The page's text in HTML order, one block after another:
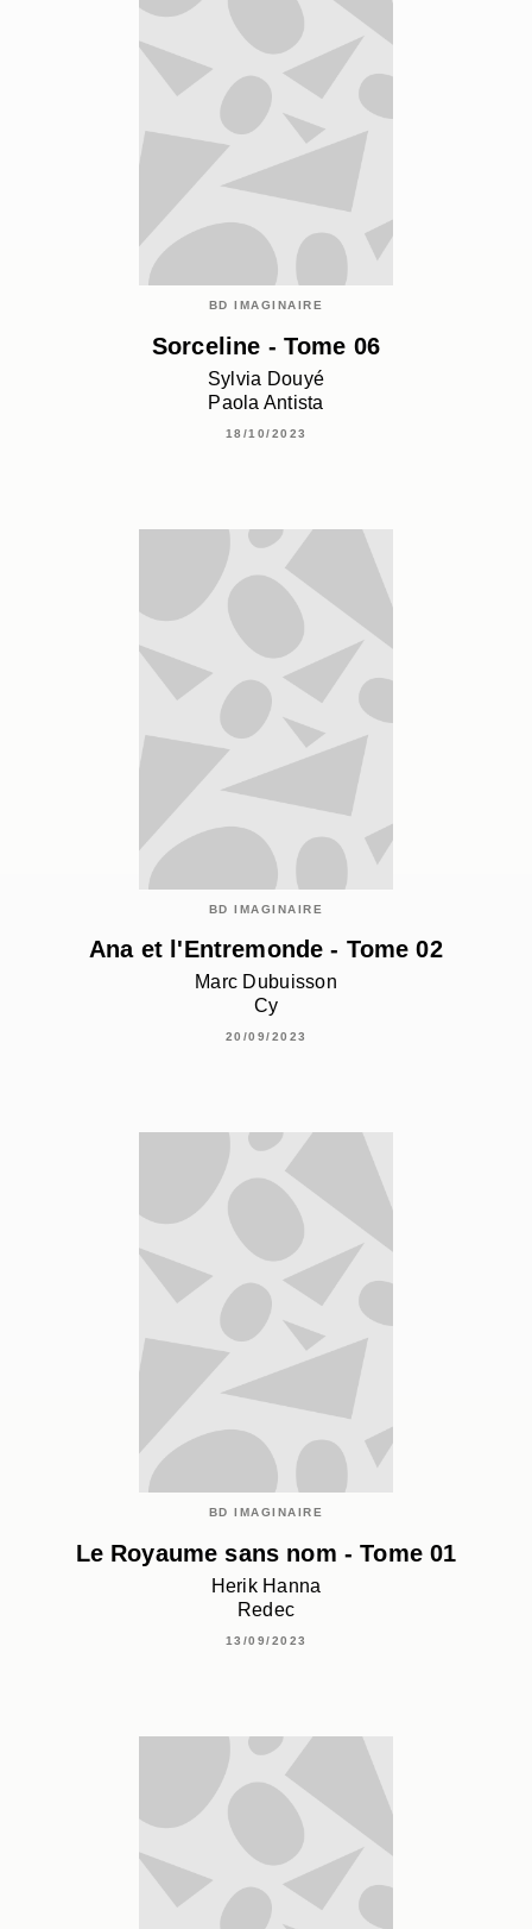
BD IMAGINAIRE
Sorceline - Tome 06
Sylvia Douyé
Paola Antista
18/10/2023
BD IMAGINAIRE
Ana et l'Entremonde - Tome 02
Marc Dubuisson
Cy
20/09/2023
BD IMAGINAIRE
Le Royaume sans nom - Tome 01
Herik Hanna
Redec
13/09/2023